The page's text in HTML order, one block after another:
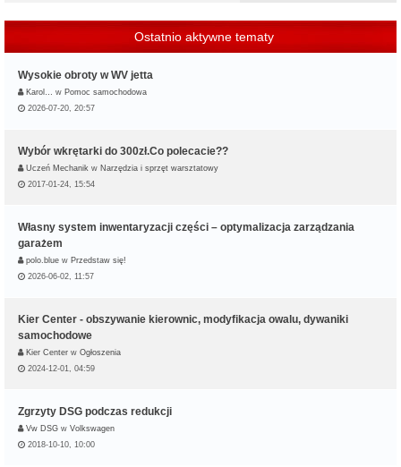
Ostatnio aktywne tematy
Wysokie obroty w WV jetta
Karol… w Pomoc samochodowa
2026-07-20, 20:57
Wybór wkrętarki do 300zł.Co polecacie??
Uczeń Mechanik w Narzędzia i sprzęt warsztatowy
2017-01-24, 15:54
Własny system inwentaryzacji części – optymalizacja zarządzania
garażem
polo.blue w Przedstaw się!
2026-06-02, 11:57
Kier Center - obszywanie kierownic, modyfikacja owalu, dywaniki
samochodowe
Kier Center w Ogłoszenia
2024-12-01, 04:59
Zgrzyty DSG podczas redukcji
Vw DSG w Volkswagen
2018-10-10, 10:00